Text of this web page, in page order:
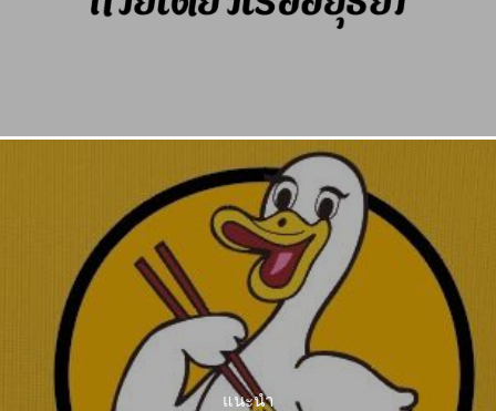
แนะนำ